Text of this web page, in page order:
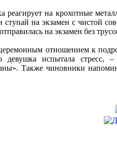
реагирует на крохотные
на экзамен с чистой
на экзамен без
отношением к
испытала стресс, –
Также чиновники